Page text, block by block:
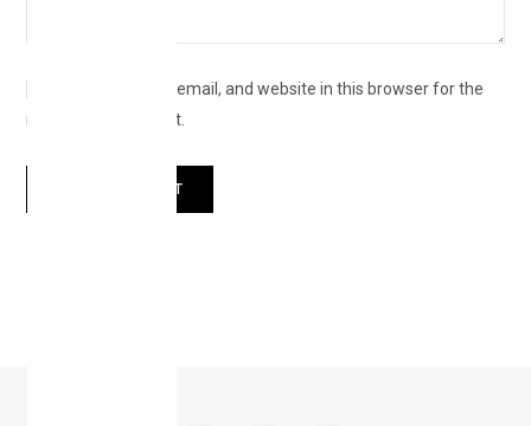
Save my name, email, and website in this browser for the
next time I comment.